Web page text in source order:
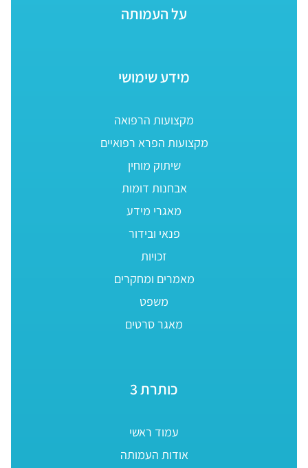
על העמותה
מידע שימושי
מקצועות הרפואה
מקצועות הפרא רפואיים
שיתוק מוחין
אבחנות דומות
מאגרי מידע
פנאי ובידור
זכויות
מאמרים ומחקרים
משפט
מאגר סרטים
כותרת 3
עמוד ראשי
אודות העמותה